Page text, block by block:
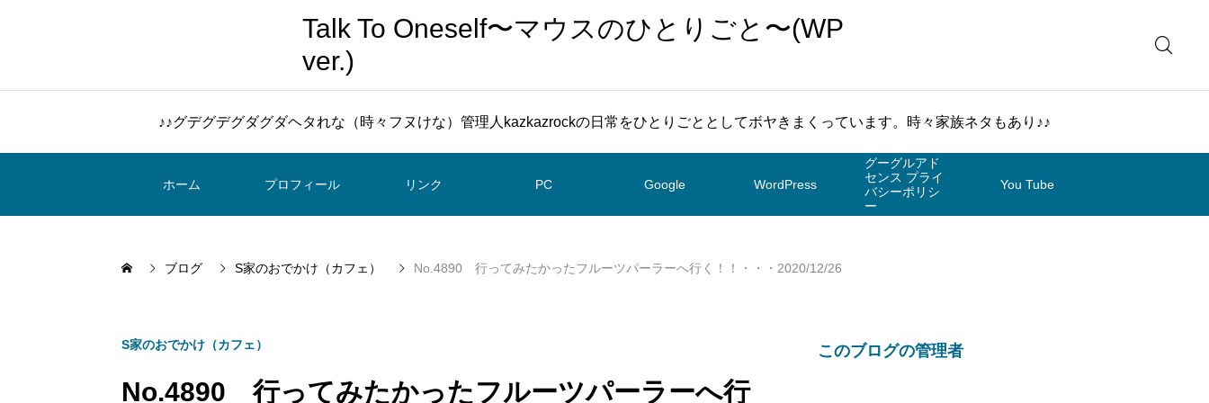
Talk To Oneself〜マウスのひとりごと〜(WP
ver.)
♪♪グデグデグダグダヘタれな（時々フヌけな）管理人kazkazrockの日常をひとりごととしてボヤきまくっています。時々家族ネタもあり♪♪
ホーム プロフィール リンク PC Google WordPress
グーグルアド
センス プライ
バシーポリシ
ー
You Tube
ブログ S家のおでかけ（カフェ） No.4890 行ってみたかったフルーツパーラーへ行く！！・・・2020/12/26
S家のおでかけ（カフェ）
No.4890 行ってみたかったフルーツパーラーへ行
このブログの管理者